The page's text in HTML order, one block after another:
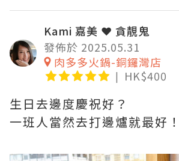
Kami 嘉美 ❤ 貪靚鬼
發佈於 2025.05.31
肉多多火鍋-銅鑼灣店
HK$400
生日去邊度慶祝好？
一班人當然去打邊爐就最好！